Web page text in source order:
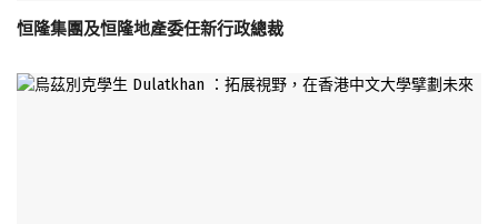
恒隆集團及恒隆地產委任新行政總裁